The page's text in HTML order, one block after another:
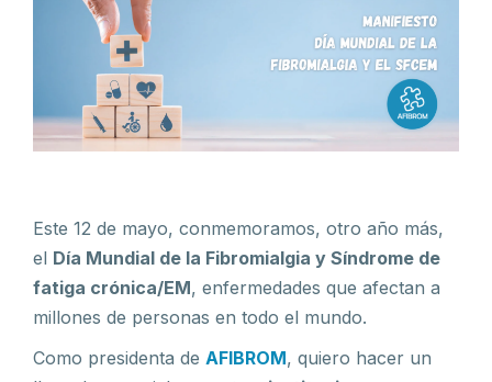
Este 12 de mayo, conmemoramos, otro año más,
el Día Mundial de la Fibromialgia y Síndrome de
fatiga crónica/EM, enfermedades que afectan a
millones de personas en todo el mundo.
Como presidenta de AFIBROM, quiero hacer un